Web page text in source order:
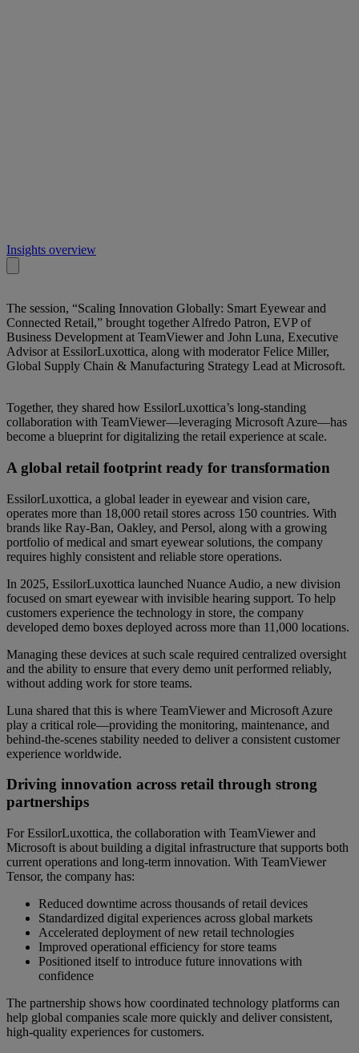
Insights overview
The session, “Scaling Innovation Globally: Smart Eyewear and
Connected Retail,” brought together Alfredo Patron, EVP of
Business Development at TeamViewer and John Luna, Executive
Advisor at EssilorLuxottica, along with moderator Felice Miller,
Global Supply Chain & Manufacturing Strategy Lead at Microsoft.
Together, they shared how EssilorLuxottica’s long-standing
collaboration with TeamViewer—leveraging Microsoft Azure—has
become a blueprint for digitalizing the retail experience at scale.
A global retail footprint ready for transformation
EssilorLuxottica, a global leader in eyewear and vision care,
operates more than 18,000 retail stores across 150 countries. With
brands like Ray-Ban, Oakley, and Persol, along with a growing
portfolio of medical and smart eyewear solutions, the company
requires highly consistent and reliable store operations.
In 2025, EssilorLuxottica launched Nuance Audio, a new division
focused on smart eyewear with invisible hearing support. To help
customers experience the technology in store, the company
developed demo boxes deployed across more than 11,000 locations.
Managing these devices at such scale required centralized oversight
and the ability to ensure that every demo unit performed reliably,
without adding work for store teams.
Luna shared that this is where TeamViewer and Microsoft Azure
play a critical role—providing the monitoring, maintenance, and
behind-the-scenes stability needed to deliver a consistent customer
experience worldwide.
Driving innovation across retail through strong
partnerships
For EssilorLuxottica, the collaboration with TeamViewer and
Microsoft is about building a digital infrastructure that supports both
current operations and long-term innovation. With TeamViewer
Tensor, the company has:
Reduced downtime across thousands of retail devices
Standardized digital experiences across global markets
Accelerated deployment of new retail technologies
Improved operational efficiency for store teams
Positioned itself to introduce future innovations with
confidence
The partnership shows how coordinated technology platforms can
help global companies scale more quickly and deliver consistent,
high-quality experiences for customers.